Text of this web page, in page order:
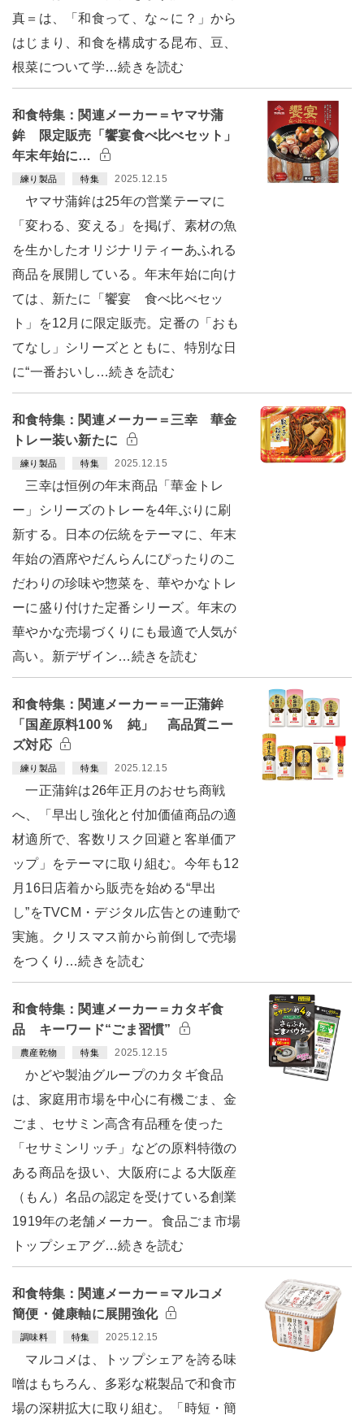
真＝は、「和食って、な～に？」から
はじまり、和食を構成する昆布、豆、
根菜について学…続きを読む
和食特集：関連メーカー＝ヤマサ蒲
鉾 限定販売「饗宴食べ比べセット」
年末年始に…
練り製品 特集 2025.12.15
ヤマサ蒲鉾は25年の営業テーマに
「変わる、変える」を掲げ、素材の魚
を生かしたオリジナリティーあふれる
商品を展開している。年末年始に向け
ては、新たに「饗宴 食べ比べセッ
ト」を12月に限定販売。定番の「おも
てなし」シリーズとともに、特別な日
に“一番おいし…続きを読む
和食特集：関連メーカー＝三幸 華金
トレー装い新たに
練り製品 特集 2025.12.15
三幸は恒例の年末商品「華金トレ
ー」シリーズのトレーを4年ぶりに刷
新する。日本の伝統をテーマに、年末
年始の酒席やだんらんにぴったりのこ
だわりの珍味や惣菜を、華やかなトレ
ーに盛り付けた定番シリーズ。年末の
華やかな売場づくりにも最適で人気が
高い。新デザイン…続きを読む
和食特集：関連メーカー＝一正蒲鉾
「国産原料100％ 純」 高品質ニー
ズ対応
練り製品 特集 2025.12.15
一正蒲鉾は26年正月のおせち商戦
へ、「早出し強化と付加価値商品の適
材適所で、客数リスク回避と客単価ア
ップ」をテーマに取り組む。今年も12
月16日店着から販売を始める“早出
し”をTVCM・デジタル広告との連動で
実施。クリスマス前から前倒しで売場
をつくり…続きを読む
和食特集：関連メーカー＝カタギ食
品 キーワード“ごま習慣”
農産乾物 特集 2025.12.15
かどや製油グループのカタギ食品
は、家庭用市場を中心に有機ごま、金
ごま、セサミン高含有品種を使った
「セサミンリッチ」などの原料特徴の
ある商品を扱い、大阪府による大阪産
（もん）名品の認定を受けている創業
1919年の老舗メーカー。食品ごま市場
トップシェアグ…続きを読む
和食特集：関連メーカー＝マルコメ
簡便・健康軸に展開強化
調味料 特集 2025.12.15
マルコメは、トップシェアを誇る味
噌はもちろん、多彩な糀製品で和食市
場の深耕拡大に取り組む。「時短・簡